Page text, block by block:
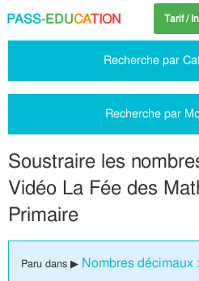
PASS-EDUCATION Tarif /
Recherche par
Recherche par
Soustraire les
Vidéo La Fée des
Primaire
Paru dans ▶ Nombres décimaux